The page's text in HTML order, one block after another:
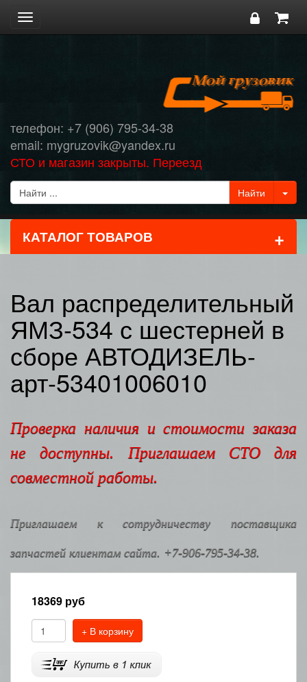
Toggle
navigation
телефон: +7 (906) 795-34-38
email: mygruzovik@yandex.ru
СТО и магазин закрыты. Переезд
КАТАЛОГ ТОВАРОВ +
Вал распределительный
ЯМЗ-534 с шестерней в
сборе АВТОДИЗЕЛЬ-
арт-53401006010
Проверка наличия и стоимости заказа
не доступны. Приглашаем СТО для
совместной работы.
Приглашаем к сотрудничеству поставщика
запчастей клиентам сайта. +7-906-795-34-38.
18369 руб
+ В корзину